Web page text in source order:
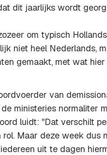
dit jaarlijks wordt
om typisch
niet heel Nederlands,
gemaakt, met wat
van
ministeries normaliter
luidt: ''Dat verschilt
Maar deze week dus
uit te dagen